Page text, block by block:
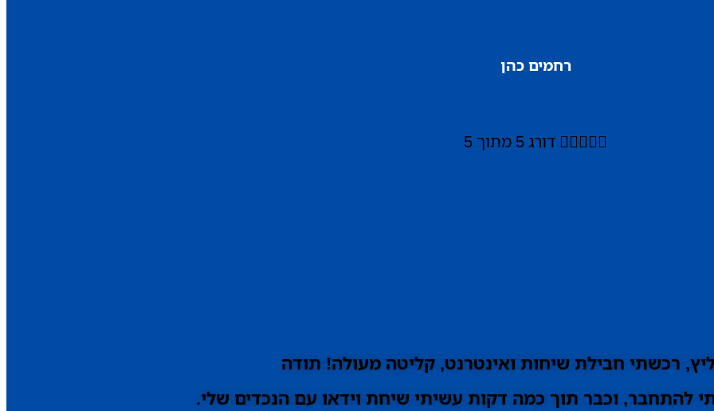
רחמים כהן
 דורג 5 מתוך 5
רכשתי חבילת שיחות ואינטרנט, קליטה מעולה! תודה
להתחבר, וכבר תוך כמה דקות עשיתי שיחת וידאו עם הנכדים שלי.